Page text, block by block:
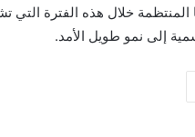
خلال هذه الفترة التي
إلى نمو طويل الأمد.